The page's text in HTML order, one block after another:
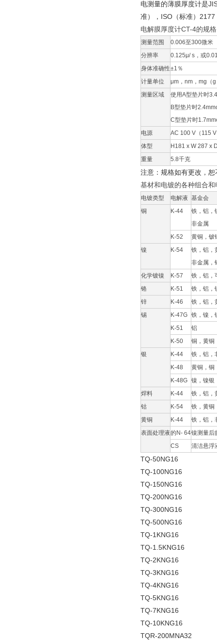
电测量的薄膜厚度计是
准），ISO（标准）
电解膜厚度计CT-4的规格
测量范围
0.006至300微米
分辨率
0.125μ/ s，或
身体准确性±1％
计量单位
μm，nm，mg（g
测量区域
使用A型垫片时
B型垫片时
C型垫片时
电源
AC 100 V（115
体型
H181 x W 287 x
重量
5.8千克
注意：规格如有更改，
基材和电镀的各种组合和
电镀类型 电解液 基金会
铜
K-44
铁，铝，
非金属
K-52
黄铜，铍
镍
K-54
铁，铝，
非金属，
化学镀镍
K-57
铁，铝，
铬
K-51
铁，铝，
锌
K-46
铁，铝，
锡
K-47G 铁，镍，
K-51
铝
K-50
铜，黄铜
银
K-44
铁，铝，
K-48
黄铜，铜
K-48G 镍，镍银
焊料
K-44
铁，铝，
钴
K-54
铁，黄铜
黄铜
K-44
铁，铝，
表面处理液的N- 64镍测量后
CS
清洁悬浮
TQ-50NG16
TQ-100NG16
TQ-150NG16
TQ-200NG16
TQ-300NG16
TQ-500NG16
TQ-1KNG16
TQ-1.5KNG16
TQ-2KNG16
TQ-3KNG16
TQ-4KNG16
TQ-5KNG16
TQ-7KNG16
TQ-10KNG16
TQR-200MNA32